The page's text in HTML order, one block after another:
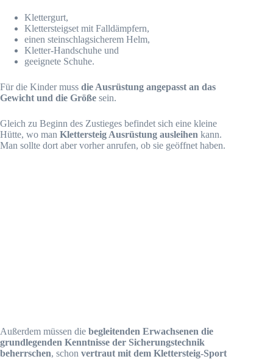
Klettergurt,
Klettersteigset mit Falldämpfern,
einen steinschlagsicherem Helm,
Kletter-Handschuhe und
geeignete Schuhe.
Für die Kinder muss die Ausrüstung angepasst an das
Gewicht und die Größe sein.
Gleich zu Beginn des Zustieges befindet sich eine kleine
Hütte, wo man Klettersteig Ausrüstung ausleihen kann.
Man sollte dort aber vorher anrufen, ob sie geöffnet haben.
Außerdem müssen die begleitenden Erwachsenen die
grundlegenden Kenntnisse der Sicherungstechnik
beherrschen, schon vertraut mit dem Klettersteig-Sport